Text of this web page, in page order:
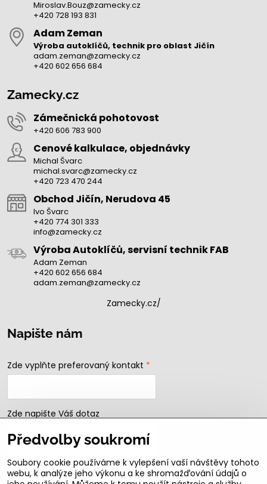
Miroslav.Bouz@zamecky.cz
+420 728 193 831
Adam Zeman
Výroba autoklíčů, technik pro oblast Jičín
adam.zeman@zamecky.cz
+420 602 656 684
Zamecky.cz
Zámečnická pohotovost
+420 606 783 900
Cenové kalkulace, objednávky
Michal Švarc
michal.svarc@zamecky.cz
+420 723 470 244
Obchod Jičín, Nerudova 45
Ivo Švarc
+420 774 301 333
info@zamecky.cz
Výroba Autoklíčů, servisní technik FAB
Adam Zeman
+420 602 656 684
adam.zeman@zamecky.cz
Zamecky.cz/
Napište nám
Zde vyplňte preferovaný kontakt *
Zde napište Váš dotaz
Předvolby soukromí
Soubory cookie používáme k vylepšení vaší návštěvy tohoto
webu, k analýze jeho výkonu a ke shromažďování údajů o